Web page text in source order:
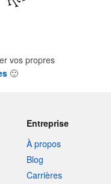
vos propres
🙂
Entreprise
À propos
Blog
Carrières